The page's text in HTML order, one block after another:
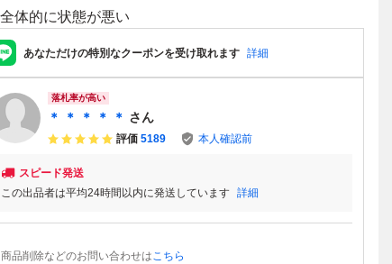
全体的に状態が悪い
あなただけの特別なクーポンを受け取れます 詳細
落札率が高い
＊ ＊ ＊ ＊ ＊ さん
評価 5189 本人確認前
スピード発送
この出品者は平均24時間以内に発送しています 詳細
品削除などのお問い合わせはこちら